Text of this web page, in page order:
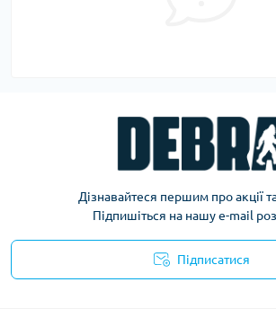
Дізнавайтеся першим про акції
Підпишіться на нашу e-mail
Підписатися